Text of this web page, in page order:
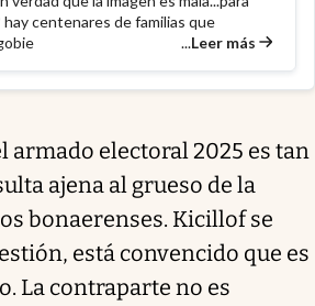
hay centenares de familias que
...Leer más
armado electoral 2025 es tan
ajena al grueso de la
bonaerenses. Kicillof se
está convencido que es
La contraparte no es